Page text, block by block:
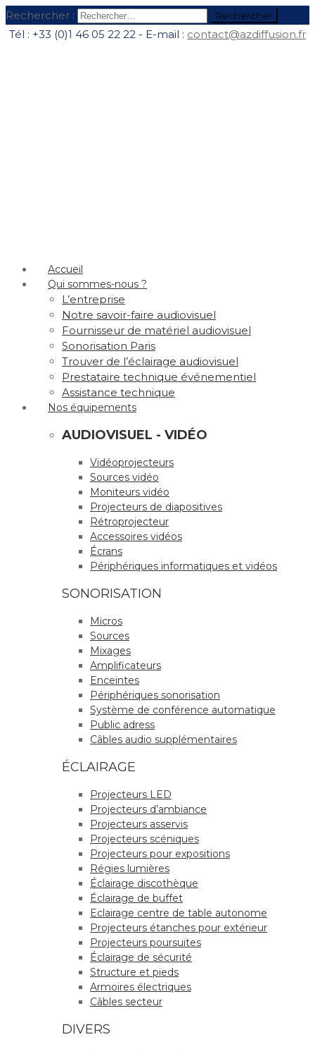
Rechercher :
Tél : +33 (0)1 46 05 22 22 - E-mail : contact@azdiffusion.fr
Accueil
Qui sommes-nous ?
L’entreprise
Notre savoir-faire audiovisuel
Fournisseur de matériel audiovisuel
Sonorisation Paris
Trouver de l’éclairage audiovisuel
Prestataire technique événementiel
Assistance technique
Nos équipements
AUDIOVISUEL - VIDÉO
Vidéoprojecteurs
Sources vidéo
Moniteurs vidéo
Projecteurs de diapositives
Rétroprojecteur
Accessoires vidéos
Écrans
Périphériques informatiques et vidéos
SONORISATION
Micros
Sources
Mixages
Amplificateurs
Enceintes
Périphériques sonorisation
Système de conférence automatique
Public adress
Câbles audio supplémentaires
ÉCLAIRAGE
Projecteurs LED
Projecteurs d’ambiance
Projecteurs asservis
Projecteurs scéniques
Projecteurs pour expositions
Régies lumières
Éclairage discothèque
Éclairage de buffet
Eclairage centre de table autonome
Projecteurs étanches pour extérieur
Projecteurs poursuites
Éclairage de sécurité
Structure et pieds
Armoires électriques
Câbles secteur
DIVERS